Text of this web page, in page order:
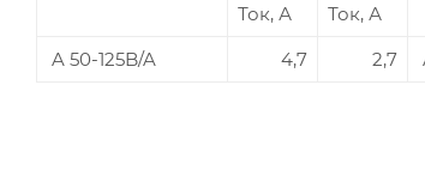
Ток, А
Ток, А
A 50-125B/A
4,7 2,7